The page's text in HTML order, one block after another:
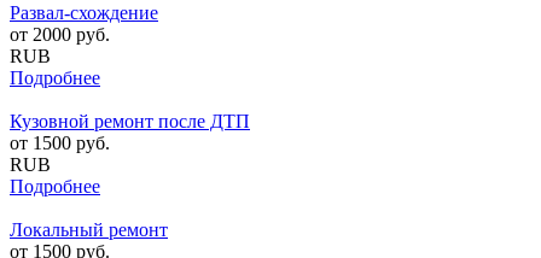
Развал-схождение
от 2000 руб.
RUB
Подробнее
Кузовной ремонт после ДТП
от 1500 руб.
RUB
Подробнее
Локальный ремонт
от 1500 руб.